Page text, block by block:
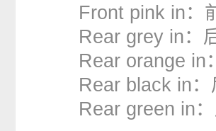
Frontpinkin：前
Reargreyin：后
Rearorangein：
Rearblackin：
Reargreenin：